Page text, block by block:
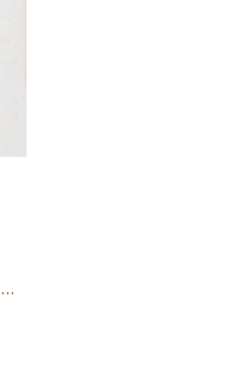
Rapport sur la Caisse d’Escompte, fait à l’Assemblée nationale, le 4 décembre par ses commissaires, et imprimé sous ses ordres.